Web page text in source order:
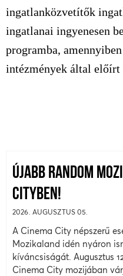
ingatlanközvetítők
ingatlanai ingyenesen
programba,
intézmények által előírt
ÚJABB RANDOM
CITYBEN!
2026. AUGUSZTUS 05.
A Cinema City népszerű
Mozikaland idén nyáron
kíváncsiságát. Augusztus
Cinema City mozijában